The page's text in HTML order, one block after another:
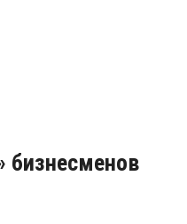
бизнесменов